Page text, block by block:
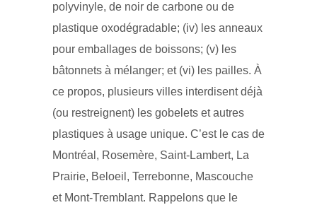
polyvinyle, de noir de carbone ou de
plastique oxodégradable; (iv) les anneaux
pour emballages de boissons; (v) les
bâtonnets à mélanger; et (vi) les pailles. À
ce propos, plusieurs villes interdisent déjà
(ou restreignent) les gobelets et autres
plastiques à usage unique. C’est le cas de
Montréal, Rosemère, Saint-Lambert, La
Prairie, Beloeil, Terrebonne, Mascouche
et Mont-Tremblant. Rappelons que le